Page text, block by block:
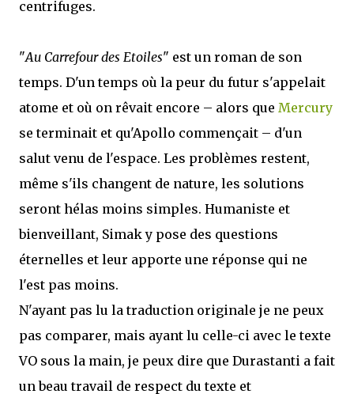
centrifuges.
"Au Carrefour des Etoiles" est un roman de son
temps. D'un temps où la peur du futur s'appelait
atome et où on rêvait encore – alors que Mercury
se terminait et qu'Apollo commençait – d'un
salut venu de l'espace. Les problèmes restent,
même s'ils changent de nature, les solutions
seront hélas moins simples. Humaniste et
bienveillant, Simak y pose des questions
éternelles et leur apporte une réponse qui ne
l'est pas moins.
N'ayant pas lu la traduction originale je ne peux
pas comparer, mais ayant lu celle-ci avec le texte
VO sous la main, je peux dire que Durastanti a fait
un beau travail de respect du texte et